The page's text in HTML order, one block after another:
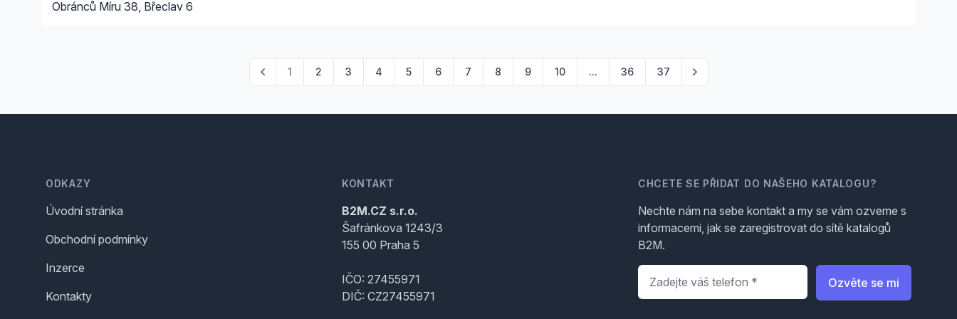
Obránců Míru 38, Břeclav 6
1 2 3 4 5 6 7 8 9 10 ... 36 37
ODKAZY
Úvodní stránka
Obchodní podmínky
Inzerce
Kontakty
KONTAKT
B2M.CZ s.r.o.
Šafránkova 1243/3
155 00 Praha 5
IČO: 27455971
DIČ: CZ27455971
CHCETE SE PŘIDAT DO NAŠEHO KATALOGU?
Nechte nám na sebe kontakt a my se vám ozveme s
informacemi, jak se zaregistrovat do sítě katalogů
B2M.
Telefon
Ozvěte se mi